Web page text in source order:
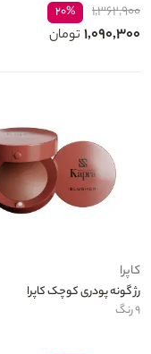
۱,۳۶۲,۹۰۰ ۲۰%
۱,۰۹۰,۳۰۰ تومان
کاپرا
رژ گونه پودری کوچک کاپرا
۹ رنگ